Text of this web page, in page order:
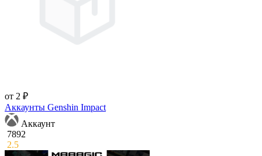
от 2 ₽
Аккаунты Genshin Impact
Аккаунт
7892
2.5